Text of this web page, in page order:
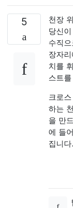
5
천장
당신
수직
장자
치를
스트
크로
하는
을 만
에 들
집니다.